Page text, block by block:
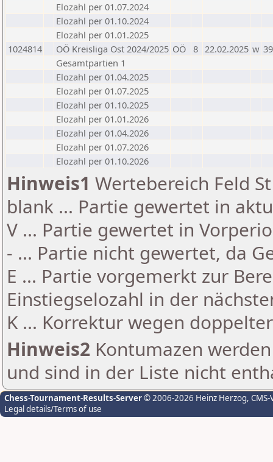
Elozahl per 01.07.2024
Elozahl per 01.10.2024
Elozahl per 01.01.2025
1024814
OÖ Kreisliga Ost 2024/2025 OÖ 8 22.02.2025 w 39
Gesamtpartien 1
Elozahl per 01.04.2025
Elozahl per 01.07.2025
Elozahl per 01.10.2025
Elozahl per 01.01.2026
Elozahl per 01.04.2026
Elozahl per 01.07.2026
Elozahl per 01.10.2026
Hinweis1 Wertebereich Feld
blank ... Partie gewertet in
V ... Partie gewertet in
- ... Partie nicht gewertet, da
E ... Partie vorgemerkt zur
Einstiegselozahl in der
K ... Korrektur wegen
Hinweis2 Kontumazen
und sind in der Liste nicht
Chess-Tournament-Results-Server© 2006-2026 Heinz Herzog,
Legal details/Terms of use